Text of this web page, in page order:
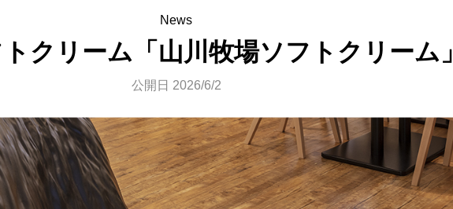
News
クリーム「山川牧場ソフトクリーム」
公開日 2026/6/2